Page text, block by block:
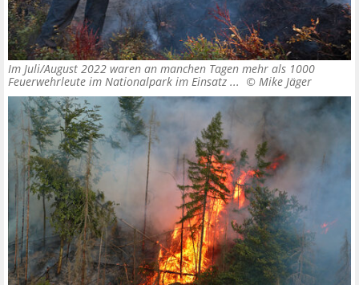
Im Juli/August 2022 waren an manchen Tagen mehr als 1000
Feuerwehrleute im Nationalpark im Einsatz ... © Mike Jäger